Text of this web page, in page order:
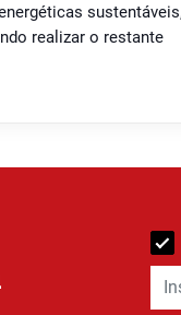
realizar o restante